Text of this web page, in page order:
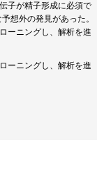
子が精子形成に必須で
想外の発見があった。
ーニングし、解析を進
ーニングし、解析を進